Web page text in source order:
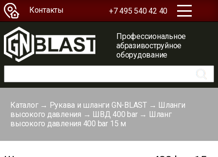
Контакты +7 495 540 42 40
Профессиональное
абразивоструйное
оборудование
Каталог→ Рукава и шланги GN-BLAST→ Шланги
высокого давления → ШВД 400 bar→ Шланг
высокого давления 400 bar 15 м